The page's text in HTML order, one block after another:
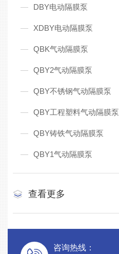
DBY电动隔膜泵
XDBY电动隔膜泵
QBK气动隔膜泵
QBY2气动隔膜泵
QBY不锈钢气动隔膜泵
QBY工程塑料气动隔膜泵
QBY铸铁气动隔膜泵
QBY1气动隔膜泵
查看更多
咨询热线：